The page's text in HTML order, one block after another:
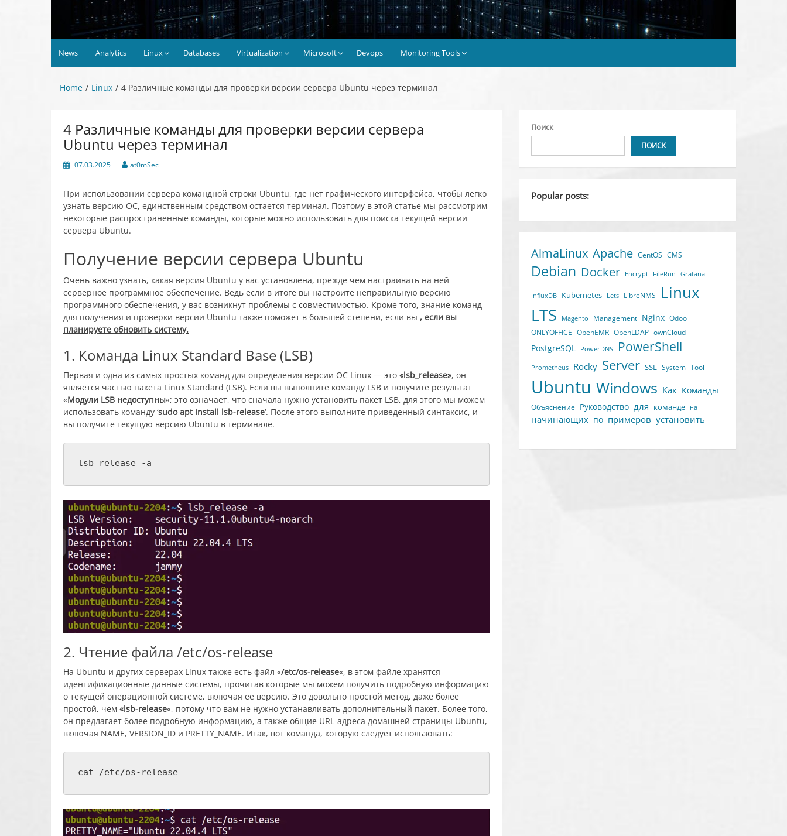
News Analytics Linux Databases Virtualization Microsoft Devops Monitoring Tools
Home Linux 4 Различные команды для проверки версии сервера Ubuntu через терминал
4 Различные команды для проверки версии сервера
Ubuntu через терминал
07.03.2025 at0mSec
При использовании сервера командной строки Ubuntu, где нет графического интерфейса, чтобы легко
узнать версию ОС, единственным средством остается терминал. Поэтому в этой статье мы рассмотрим
некоторые распространенные команды, которые можно использовать для поиска текущей версии
сервера Ubuntu.
Получение версии сервера Ubuntu
Очень важно узнать, какая версия Ubuntu у вас установлена, прежде чем настраивать на ней
серверное программное обеспечение. Ведь если в итоге вы настроите неправильную версию
программного обеспечения, у вас возникнут проблемы с совместимостью. Кроме того, знание команд
для получения и проверки версии Ubuntu также поможет в большей степени, если вы , если вы
планируете обновить систему.
1. Команда Linux Standard Base (LSB)
Первая и одна из самых простых команд для определения версии ОС Linux — это «lsb_release», он
является частью пакета Linux Standard (LSB). Если вы выполните команду LSB и получите результат
«Модули LSB недоступны«; это означает, что сначала нужно установить пакет LSB, для этого мы можем
использовать команду ‘sudo apt install lsb-release‘. После этого выполните приведенный синтаксис, и
вы получите текущую версию Ubuntu в терминале.
lsb_release -a
2. Чтение файла /etc/os-release
На Ubuntu и других серверах Linux также есть файл «/etc/os-release«, в этом файле хранятся
идентификационные данные системы, прочитав которые мы можем получить подробную информацию
о текущей операционной системе, включая ее версию. Это довольно простой метод, даже более
простой, чем «lsb-release«, потому что вам не нужно устанавливать дополнительный пакет. Более того,
он предлагает более подробную информацию, а также общие URL-адреса домашней страницы Ubuntu,
включая NAME, VERSION_ID и PRETTY_NAME. Итак, вот команда, которую следует использовать:
cat /etc/os-release
Поиск
ПОИСК
Popular posts:
AlmaLinux Apache CentOS CMS
Debian Docker Encrypt FileRun Grafana
InfluxDB Kubernetes Lets LibreNMS Linux
LTS Magento Management Nginx Odoo
ONLYOFFICE OpenEMR OpenLDAP ownCloud
PostgreSQL PowerDNS PowerShell
Prometheus Rocky Server SSL System Tool
Ubuntu Windows Как Команды
Объяснение Руководство для команде на
начинающих по примеров установить